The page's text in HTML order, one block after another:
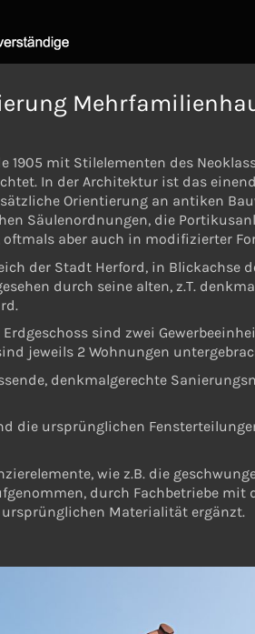
1905 mit Stilelementen des
In der Architektur ist das
Orientierung an antiken
Säulenordnungen, die
aber auch in modifizierter
der Stadt Herford, in Blickachse
durch seine alten, z.T.
sind zwei
jeweils 2 Wohnungen
denkmalgerechte
die ursprünglichen
wie z.B. die
durch Fachbetriebe mit
Materialität ergänzt.